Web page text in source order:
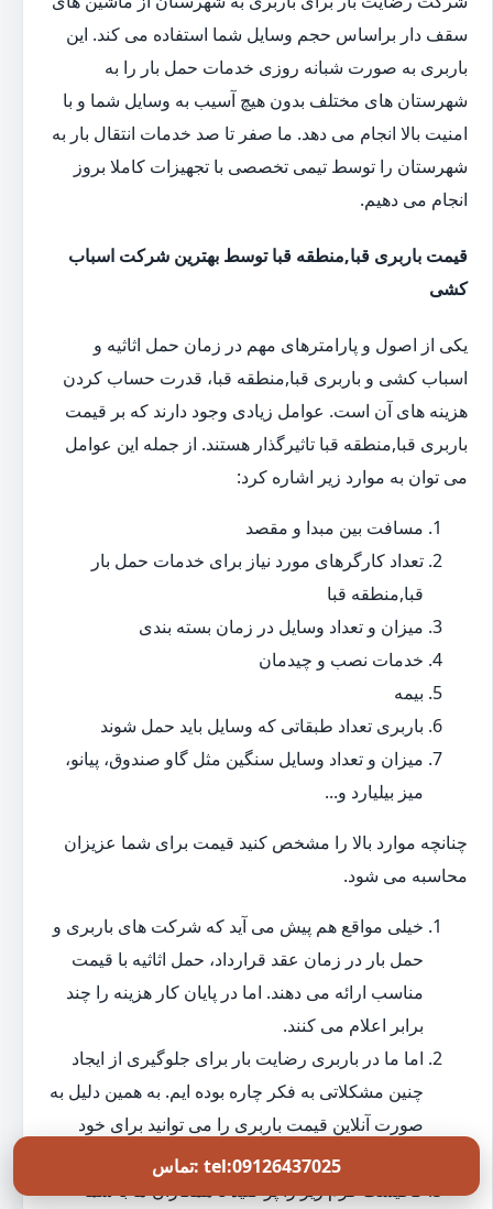
سقف دار براساس حجم وسایل شما استفاده می کند. این
باربری به صورت شبانه روزی خدمات حمل بار را به
شهرستان های مختلف بدون هیچ آسیب به وسایل شما و با
امنیت بالا انجام می دهد. ما صفر تا صد خدمات انتقال بار به
شهرستان را توسط تیمی تخصصی با تجهیزات کاملا بروز
انجام می دهیم.
قیمت باربری قبا,منطقه قبا توسط بهترین شرکت اسباب
کشی
یکی از اصول و پارامترهای مهم در زمان حمل اثاثیه و
اسباب کشی و باربری قبا,منطقه قبا، قدرت حساب کردن
هزینه های آن است. عوامل زیادی وجود دارند که بر قیمت
باربری قبا,منطقه قبا تاثیرگذار هستند. از جمله این عوامل
می توان به موارد زیر اشاره کرد:
مسافت بین مبدا و مقصد
تعداد کارگرهای مورد نیاز برای خدمات حمل بار
قبا,منطقه قبا
میزان و تعداد وسایل در زمان بسته بندی
خدمات نصب و چیدمان
بیمه
باربری تعداد طبقاتی که وسایل باید حمل شوند
میزان و تعداد وسایل سنگین مثل گاو صندوق، پیانو،
میز بیلیارد و...
چنانچه موارد بالا را مشخص کنید قیمت برای شما عزیزان
محاسبه می شود.
خیلی مواقع هم پیش می آید که شرکت های باربری و
حمل بار در زمان عقد قرارداد، حمل اثاثیه با قیمت
مناسب ارائه می دهند. اما در پایان کار هزینه را چند
برابر اعلام می کنند.
اما ما در باربری رضایت بار برای جلوگیری از ایجاد
چنین مشکلاتی به فکر چاره بوده ایم. به همین دلیل به
صورت آنلاین قیمت باربری را می توانید برای خود
حساب کنید.
کافیست فرم زیر را پر کنید تا همکاران ما با شما
تماس: tel:09126437025